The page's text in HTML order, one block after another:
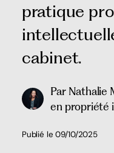
pratique
cabinet.
Par Nathalie
en propriété
Publié le 09/10/2025